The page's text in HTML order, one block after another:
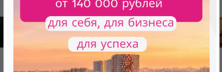
База новостроек Минска «Минск Мир»